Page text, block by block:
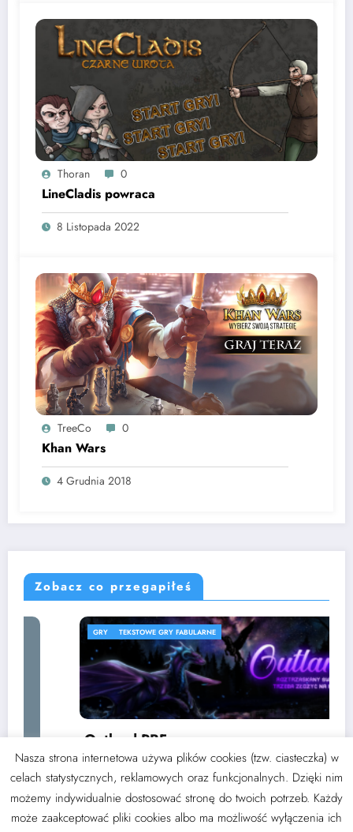
Thoran 0
LineCladis powraca
8 Listopada 2022
TreeCo 0
Khan Wars
4 Grudnia 2018
Zobacz co przegapiłeś
TEKSTOWE GRY FABULARNE
Outland PBF
3 września 2024 Thoran
Nasza strona internetowa używa plików cookies (tzw. ciasteczka) w
celach statystycznych, reklamowych oraz funkcjonalnych. Dzięki nim
możemy indywidualnie dostosować stronę do twoich potrzeb. Każdy
może zaakceptować pliki cookies albo ma możliwość wyłączenia ich